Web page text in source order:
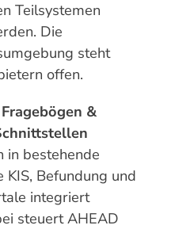
Teilsystemen
Die
steht
offen.
&
in bestehende
KIS, Befundung und
integriert
steuert AHEAD